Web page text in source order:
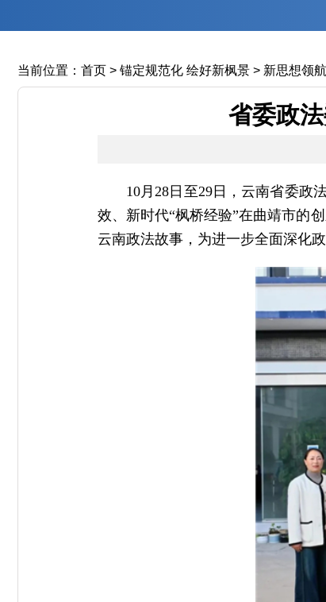
当前位置： 首页 > 锚定规范化 绘好新枫景 > 新思想领航
省委政
10月28日至29日，云南省委政
效、新时代“枫桥经验”在曲靖市的
云南政法故事，为进一步全面深化